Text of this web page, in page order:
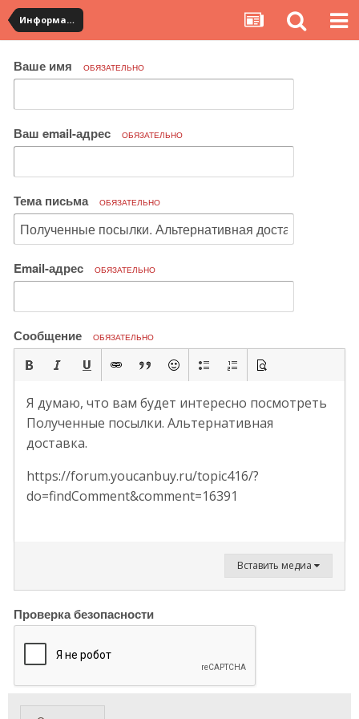
Информация по полученным посылкам
Ваше имя ОБЯЗАТЕЛЬНО
Ваш email-адрес ОБЯЗАТЕЛЬНО
Тема письма ОБЯЗАТЕЛЬНО
Email-адрес ОБЯЗАТЕЛЬНО
Сообщение ОБЯЗАТЕЛЬНО
Я думаю, что вам будет интересно посмотреть
Полученные посылки. Альтернативная
доставка.
https://forum.youcanbuy.ru/topic416/?
do=findComment&comment=16391
Вставить медиа
Проверка безопасности